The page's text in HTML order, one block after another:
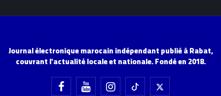
Journal électronique marocain indépendant publié à Rabat,
couvrant l'actualité locale et nationale. Fondé en 2018.